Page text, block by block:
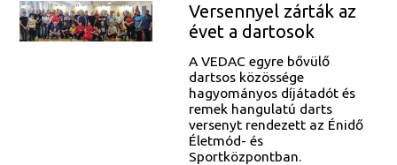
Versennyel zárták az
évet a dartosok
A VEDAC egyre bővülő
dartsos közössége
hagyományos díjátadót és
remek hangulatú darts
versenyt rendezett az Énidő
Életmód- és
Sportközpontban.